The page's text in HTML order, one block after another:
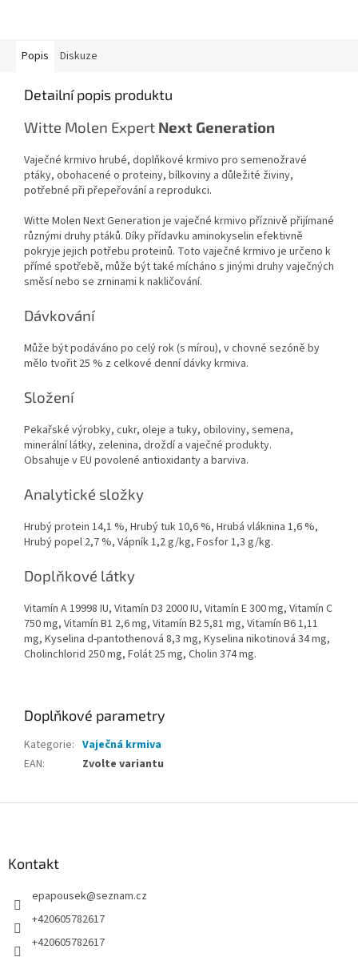
Popis Diskuze
Detailní popis produktu
Witte Molen Expert Next Generation
Vaječné krmivo hrubé, doplňkové krmivo pro semenožravé
ptáky, obohacené o proteiny, bílkoviny a důležité živiny,
potřebné při přepeřování a reprodukci.
Witte Molen Next Generation je vaječné krmivo příznivě přijímané
různými druhy ptáků. Díky přídavku aminokyselin efektivně
pokryje jejich potřebu proteinů. Toto vaječné krmivo je určeno k
přímé spotřebě, může být také mícháno s jinými druhy vaječných
směsí nebo se zrninami k nakličování.
Dávkování
Může být podáváno po celý rok (s mírou), v chovné sezóně by
mělo tvořit 25 % z celkové denní dávky krmiva.
Složení
Pekařské výrobky, cukr, oleje a tuky, obiloviny, semena,
minerální látky, zelenina, droždí a vaječné produkty.
Obsahuje v EU povolené antioxidanty a barviva.
Analytické složky
Hrubý protein 14,1 %, Hrubý tuk 10,6 %, Hrubá vláknina 1,6 %,
Hrubý popel 2,7 %, Vápník 1,2 g/kg, Fosfor 1,3 g/kg.
Doplňkové látky
Vitamín A 19998 IU, Vitamín D3 2000 IU, Vitamín E 300 mg, Vitamín C
750 mg, Vitamín B1 2,6 mg, Vitamín B2 5,81 mg, Vitamín B6 1,11
mg, Kyselina d-pantothenová 8,3 mg, Kyselina nikotinová 34 mg,
Cholinchlorid 250 mg, Folát 25 mg, Cholin 374 mg.
Doplňkové parametry
Kategorie: Vaječná krmiva
EAN: Zvolte variantu
Kontakt
epapousek@seznam.cz
+420605782617
+420605782617